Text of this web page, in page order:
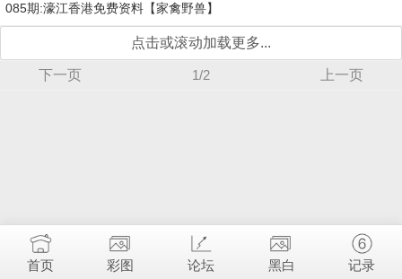
085期:濠江香港免费资料【家禽野兽】
点击或滚动加载更多...
下一页 1/2 上一页
首页 彩图 论坛 黑白 记录